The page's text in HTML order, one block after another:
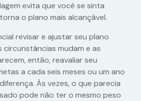
evita que você se sinta
o plano mais alcançável.
revisar e ajustar seu plano
circunstâncias mudam e as
então, reavaliar seu
a cada seis meses ou um ano
Às vezes, o que parecia
pode não ter o mesmo peso